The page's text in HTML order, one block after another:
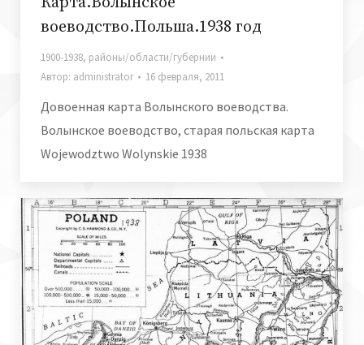
воеводство.Польша.1938 год
1900-1938, районы/области/губернии
Автор: administrator 16 февраля, 2011
Довоенная карта Волынского воеводства.
Волынское воеводство, старая польская карта
Wojewodztwo Wolynskie 1938